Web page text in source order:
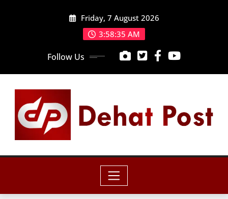
Friday, 7 August 2026
3:58:36 AM
Follow Us